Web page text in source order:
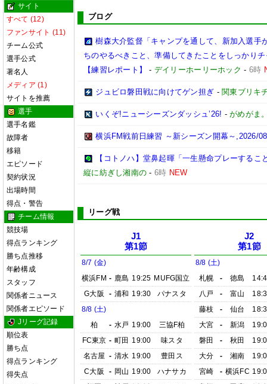
サイト
すべて (12)
ファンサイト (11)
チーム公式
選手公式
著名人
メディア (1)
サイトを推薦
選手
選手名鑑
故障者
移籍
エピソード
契約状況
出場時間
得点・警告
チーム情報
競技場
得点ランキング
勝ち点推移
年齢構成
スタッフ
関係者ニュース
関係者エピソード
Jリーグ記録
順位表
勝ち点
得点ランキング
得失点
ブログ
樹森大介監督「キャンプを通して、新加入選手
ちのやるべきこと、準備してきたことをしっかり
【練習レポート】
- デイリーホーリーホック - 6時
ジュビロ磐田戦に向けてゲン担ぎ - 関東ブリキ
いくぞ!ニューシーズンダッシュ’26! -がめがま
横浜FM戦前日練習 ～新シーズン開幕～,2026/
【コトノハ】堂鼻起暉「一生懸命プレーする
縦に紡ぎし湘南の - 6時 NEW
リーグ戦
J1
第1節
8/7 (金)
横浜FM - 鹿島 19:25 MUFG国立
G大阪
- 浦和 19:30
パナスタ
8/8 (土)
柏
- 水戸 19:00
三協F柏
FC東京 - 町田 19:00
味スタ
名古屋 - 清水 19:00
豊田ス
C大阪
- 岡山 19:00
ハナサカ
J2
第1節
8/8 (土)
札幌
- 徳島
八戸
- 富山
藤枝
- 仙台
大宮
- 新潟
磐田
- 秋田
大分
- 湘南
宮崎
- 横浜FC